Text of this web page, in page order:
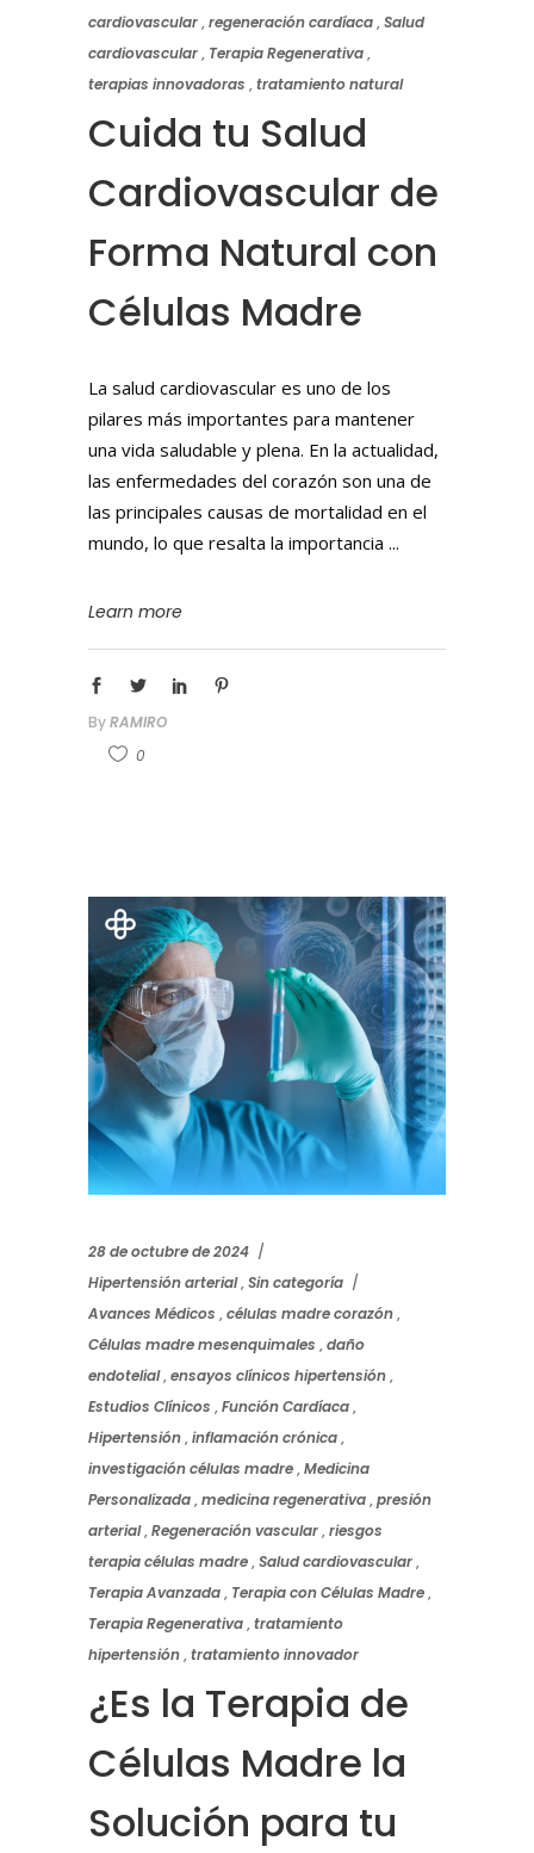
cardiovascular,regeneración cardíaca,Salud
cardiovascular, Terapia Regenerativa,
terapias innovadoras ,tratamiento natural
Cuida tu Salud
Cardiovascular de
Forma Natural con
Células Madre
La salud cardiovascular es uno de los
pilares más importantes para mantener
una vida saludable y plena. En la actualidad,
las enfermedades del corazón son una de
las principales causas de mortalidad en el
mundo, lo que resalta la importancia
Learn more
ByRAMIRO
0
28 de octubre de 2024
Hipertensión arterial,Sin categoría
Avances Médicos ,células madre corazón,
Células madre mesenquimales ,daño
endotelial,ensayos clínicos hipertensión,
Estudios Clínicos ,Función Cardíaca,
Hipertensión,inflamación crónica,
investigación células madre,Medicina
Personalizada,medicina regenerativa,presión
arterial,Regeneración vascular,riesgos
terapia células madre,Salud cardiovascular,
Terapia Avanzada, Terapia con Células Madre,
Terapia Regenerativa,tratamiento
hipertensión,tratamiento innovador
¿Es la Terapia de
Células Madre la
Solución para tu